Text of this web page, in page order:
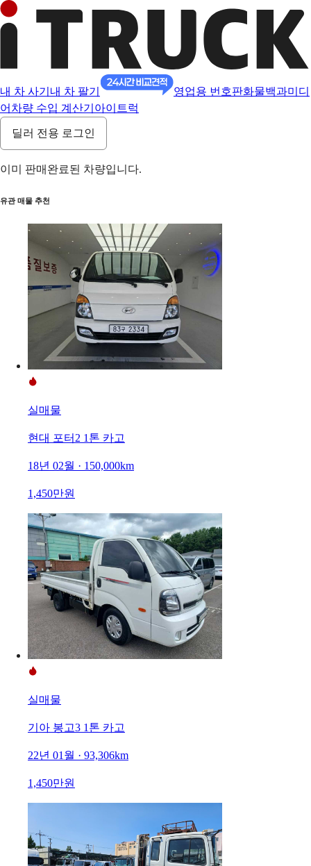
내 차 사기 내 차 팔기 영업용 번호판화물백과미디
어 차량 수입 계산기 아이트럭
딜러 전용 로그인
이미 판매완료된 차량입니다.
유관 매물 추천
실매물
현대 포터2 1톤 카고
18년 02월 · 150,000km
1,450만원
실매물
기아 봉고3 1톤 카고
22년 01월 · 93,306km
1,450만원